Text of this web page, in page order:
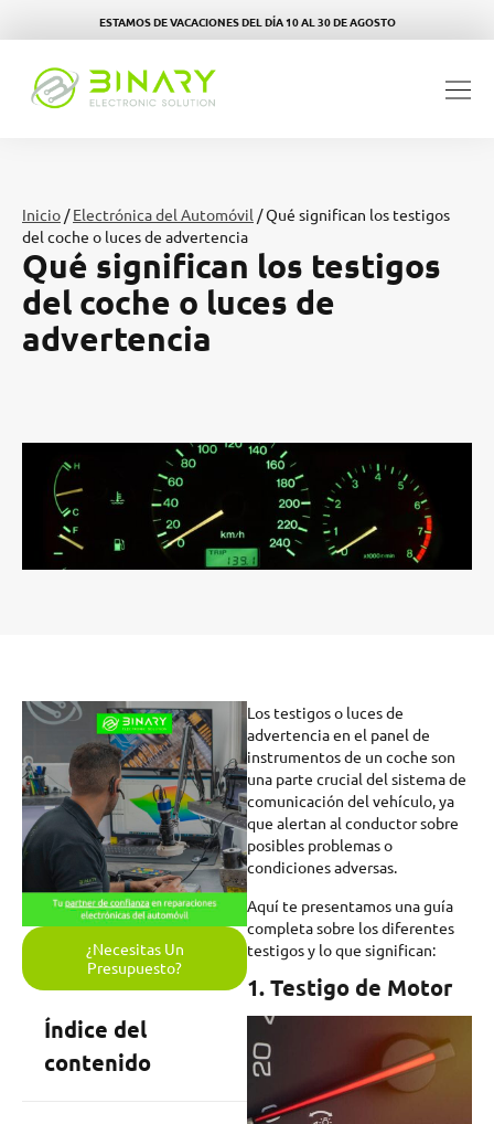
ESTAMOS DE VACACIONES DEL DÍA 10 AL 30 DE AGOSTO
Inicio /Electrónica del Automóvil / Qué significan los testigos
del coche o luces de advertencia
Qué significan los testigos
del coche o luces de
advertencia
Los testigos o luces de
advertencia en el panel de
instrumentos de un coche son
una parte crucial del sistema de
comunicación del vehículo, ya
que alertan al conductor sobre
posibles problemas o
condiciones adversas.
Aquí te presentamos una guía
completa sobre los diferentes
testigos y lo que significan:
1. Testigo de Motor
¿Necesitas Un
Presupuesto?
Índice del
contenido